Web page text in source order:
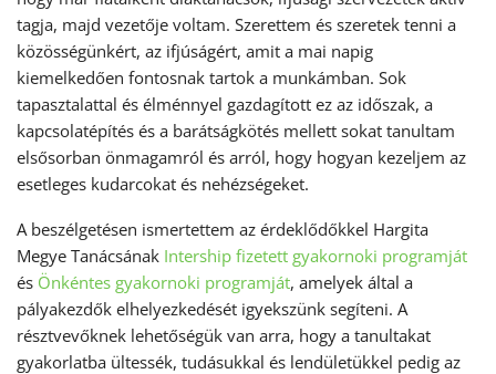
tagja, majd vezetője voltam. Szerettem és szeretek tenni a
közösségünkért, az ifjúságért, amit a mai napig
kiemelkedően fontosnak tartok a munkámban. Sok
tapasztalattal és élménnyel gazdagított ez az időszak, a
kapcsolatépítés és a barátságkötés mellett sokat tanultam
elsősorban önmagamról és arról, hogy hogyan kezeljem az
esetleges kudarcokat és nehézségeket.
A beszélgetésen ismertettem az érdeklődőkkel Hargita
Megye Tanácsának Intership fizetett gyakornoki programját
és Önkéntes gyakornoki programját, amelyek által a
pályakezdők elhelyezkedését igyekszünk segíteni. A
résztvevőknek lehetőségük van arra, hogy a tanultakat
gyakorlatba ültessék, tudásukkal és lendületükkel pedig az